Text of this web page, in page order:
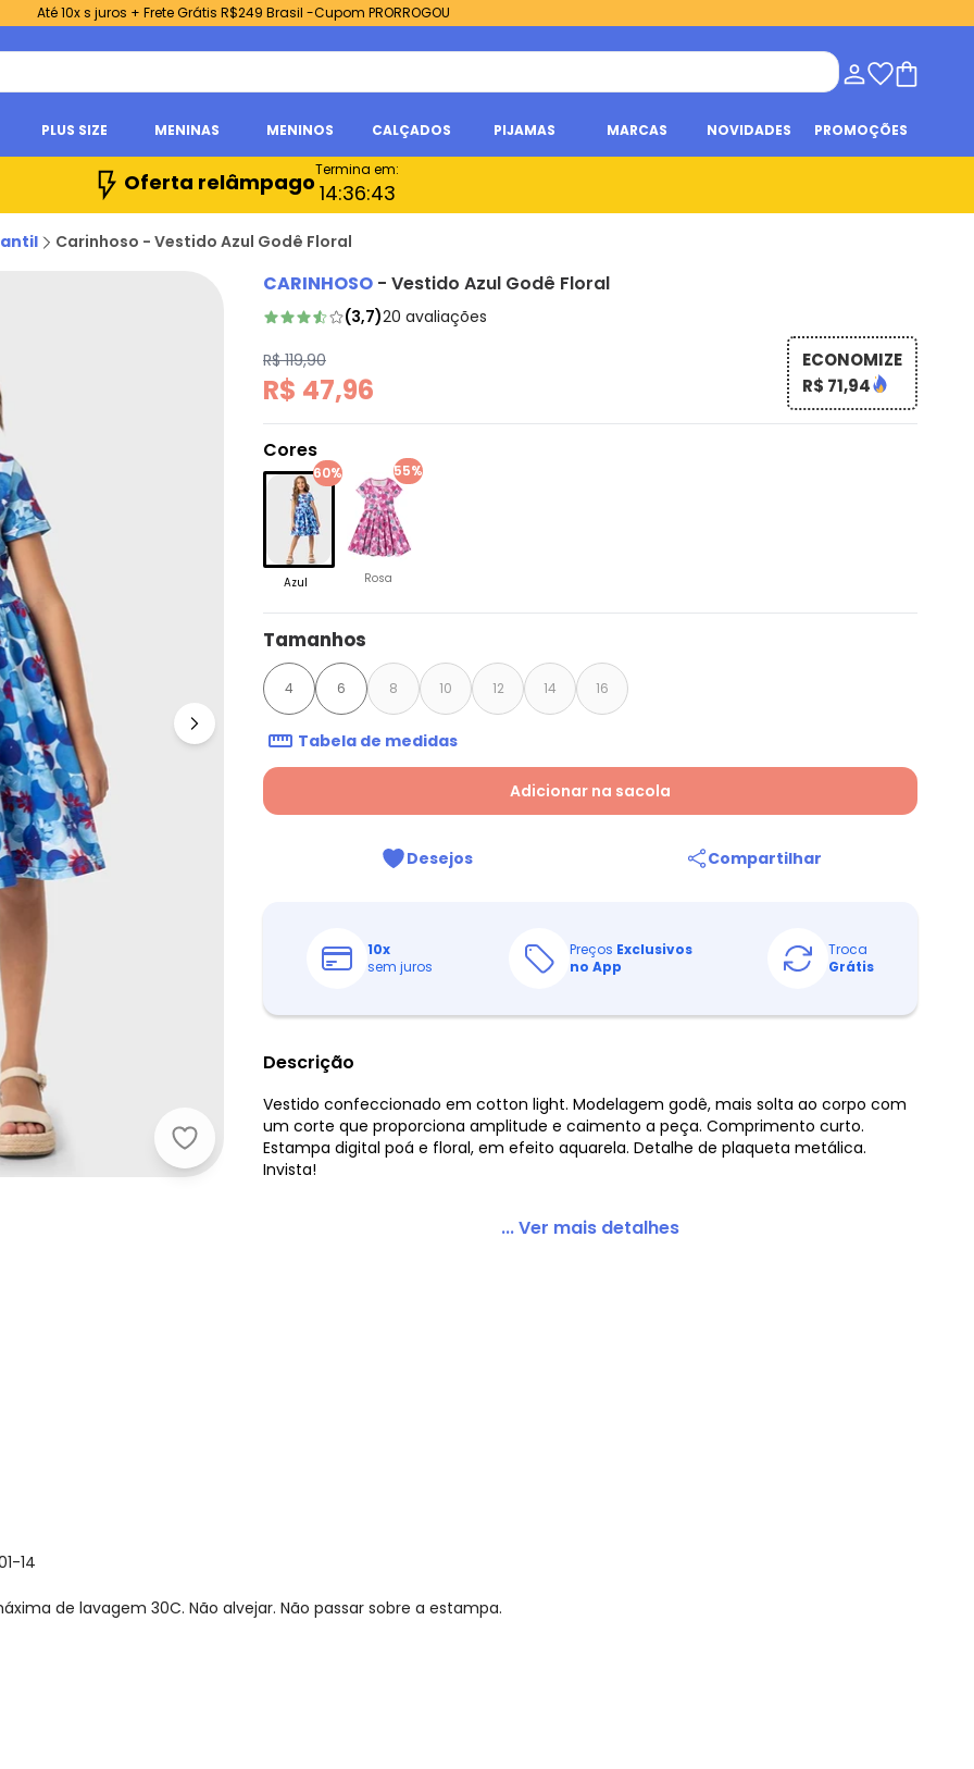
Até 10x s juros + Frete Grátis R$249 Brasil -Cupom PRORROGOU
PLUS SIZE MENINAS MENINOS CALÇADOS PIJAMAS MARCAS NOVIDADES PROMOÇÕES
Oferta relâmpagoTermina em:
14:36:41
Carinhoso - Vestido Azul Godê Floral
Carinhoso - Vestido Azul Godê Floral
CARINHOSO - Vestido Azul Godê Floral
(3,7)20 avaliações
R$ 119,90
R$ 47,96
ECONOMIZE
R$ 71,94
Cores
60%
Azul
55%
Rosa
Tamanhos
4 6 8 10 12 14 16
Tabela de medidas
Adicionar na sacola
Desejos Compartilhar
10x
sem juros
Preços Exclusivos
no App
Troca
Grátis
Descrição
Vestido confeccionado em cotton light. Modelagem godê, mais solta ao corpo com
um corte que proporciona amplitude e caimento a peça. Comprimento curto.
Estampa digital poá e floral, em efeito aquarela. Detalhe de plaqueta metálica.
Invista!
... Ver mais detalhes
14
de lavagem 30C. Não alvejar. Não passar sobre a estampa.